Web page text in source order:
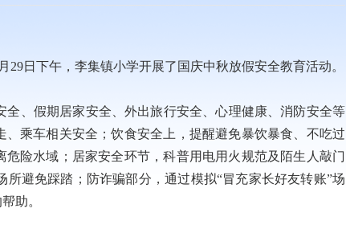
日下午，李集镇小学开展了国庆中秋放假安全教育活动。
、假期居家安全、外出旅行安全、心理健康、消防安全等
乘车相关安全；饮食安全上，提醒避免暴饮暴食、不吃过
险水域；居家安全环节，科普用电用火规范及陌生人敲门
避免踩踏；防诈骗部分，通过模拟“冒充家长好友转账”场
助。